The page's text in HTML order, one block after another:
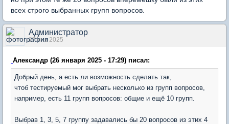
всех строго выбранных групп вопросов.
Администратор
27 янв 2025
Александр (26 января 2025 - 17:29) писал:
Добрый день, а есть ли возможность сделать так,
чтоб тестируемый мог выбрать несколько из групп вопросов,
например, есть 11 групп вопросов: общие и ещё 10 групп.
Выбрав 1, 3, 5, 7 группу задавались бы 20 вопросов из этих 4